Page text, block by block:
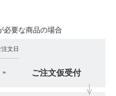
必要な商品の場合
注文日
= ご注文仮受付